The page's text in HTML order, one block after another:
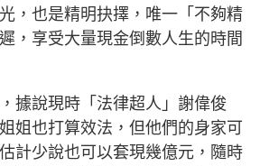
，也是精明抉擇，唯一「不夠精
，享受大量現金倒數人生的時間
據說現時「法律超人」謝偉俊
姐也打算效法，但他們的身家可
計少說也可以套現幾億元，隨時